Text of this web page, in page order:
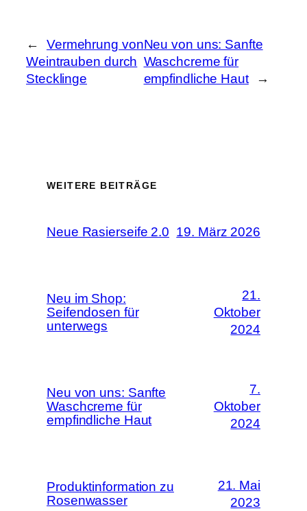
←
Vermehrung von
Weintrauben durch
Stecklinge
Neu von uns: Sanfte
Waschcreme für
empfindliche Haut
→
WEITERE BEITRÄGE
Neue Rasierseife 2.0 19. März 2026
Neu im Shop:
Seifendosen für
unterwegs
21.
Oktober
2024
Neu von uns: Sanfte
Waschcreme für
empfindliche Haut
7.
Oktober
2024
Produktinformation zu
Rosenwasser
21. Mai
2023